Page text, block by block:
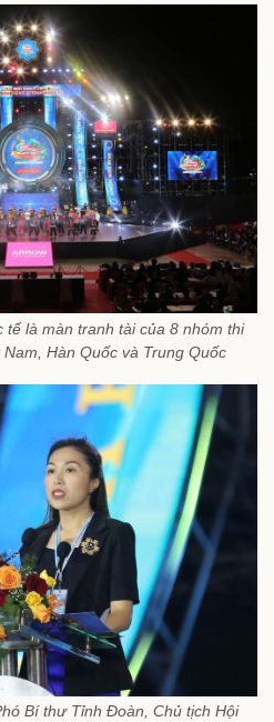
tế là màn tranh tài của 8 nhóm thi
Hàn Quốc và Trung Quốc
Bí thư Tỉnh Đoàn, Chủ tịch Hội